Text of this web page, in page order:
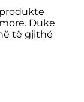
Duke
të gjithë